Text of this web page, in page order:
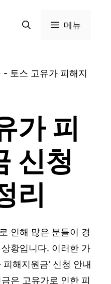
메뉴
- 토스 고유가 피해지
가 피
신청
리
인해 많은 분들이 경
황입니다. 이러한 가
해지원금’ 신청 안내
은 고유가로 인한 피